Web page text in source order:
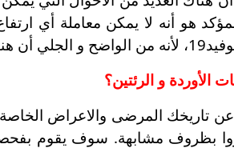
هو أنه لا يمكن معاملة أي
حالة مرضية.
و الرئتين؟
تاريخك المرضى والاعراض
بظروف مشابهة. سوف يقوم